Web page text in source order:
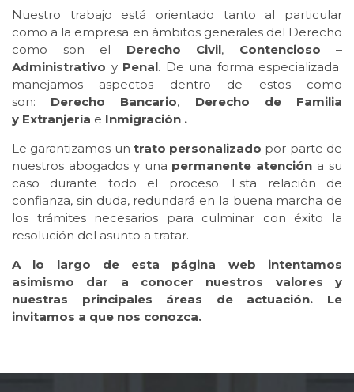
Nuestro trabajo está orientado tanto al particular
como a la empresa en ámbitos generales del Derecho
como son el Derecho Civil, Contencioso –
Administrativo y Penal. De una forma especializada
manejamos aspectos dentro de estos como
son: Derecho Bancario, Derecho de Familia
y Extranjería e Inmigración .
Le garantizamos un trato personalizado por parte de
nuestros abogados y una permanente atención a su
caso durante todo el proceso. Esta relación de
confianza, sin duda, redundará en la buena marcha de
los trámites necesarios para culminar con éxito la
resolución del asunto a tratar.
A lo largo de esta página web intentamos
asimismo dar a conocer nuestros valores y
nuestras principales áreas de actuación. Le
invitamos a que nos conozca.